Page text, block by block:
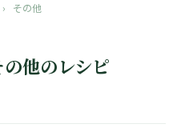
› その他
他のレシピ